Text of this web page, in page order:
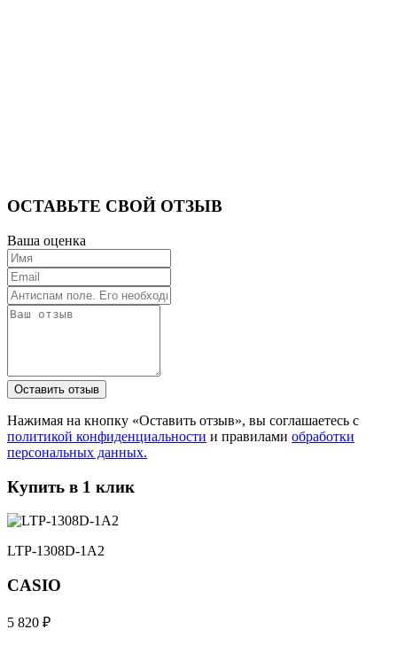
ОСТАВЬТЕ СВОЙ ОТЗЫВ
Ваша оценка
Нажимая на кнопку «Оставить отзыв», вы соглашаетесь с
политикой конфиденциальности и правилами обработки
персональных данных.
Купить в 1 клик
LTP-1308D-1A2
CASIO
5 820 ₽